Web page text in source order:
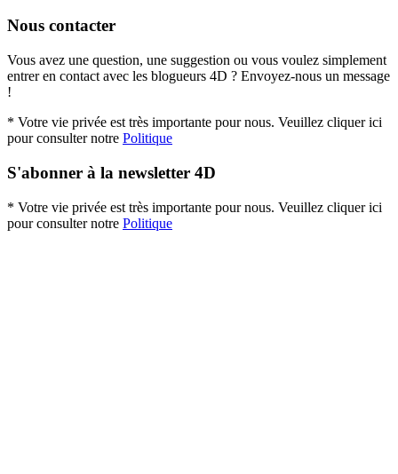
Nous contacter
Vous avez une question, une suggestion ou vous voulez simplement
entrer en contact avec les blogueurs 4D ? Envoyez-nous un message
!
* Votre vie privée est très importante pour nous. Veuillez cliquer ici
pour consulter notre Politique
S'abonner à la newsletter 4D
* Votre vie privée est très importante pour nous. Veuillez cliquer ici
pour consulter notre Politique